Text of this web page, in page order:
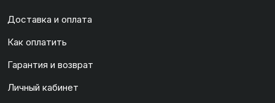
Доставка и оплата
Как оплатить
Гарантия и возврат
Личный кабинет